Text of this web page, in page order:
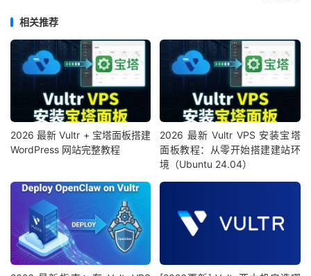
相关推荐
2026 最新 Vultr + 宝塔面板搭建
WordPress 网站完整教程
2026 最新 Vultr VPS 安装宝塔
面板教程：从零开始搭建建站环
境（Ubuntu 24.04）